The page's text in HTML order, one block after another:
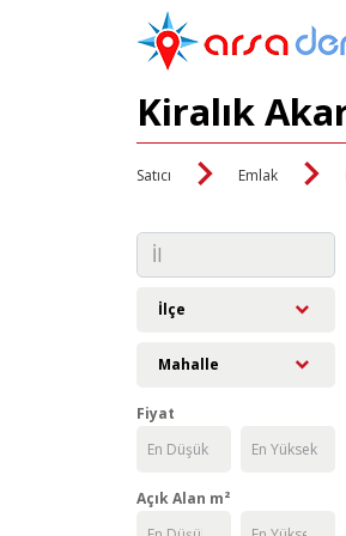
Kiralık
Satıcı Emlak
İlçe
Mahalle
Fiyat
Açık Alan m²